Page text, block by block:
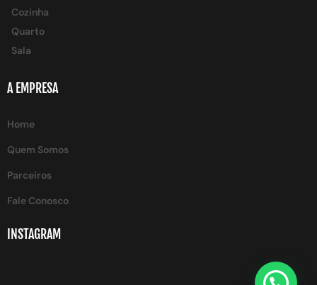
Cozinha
Quarto
Sala
A EMPRESA
Home
Quem Somos
Parceiros
Fale Conosco
INSTAGRAM